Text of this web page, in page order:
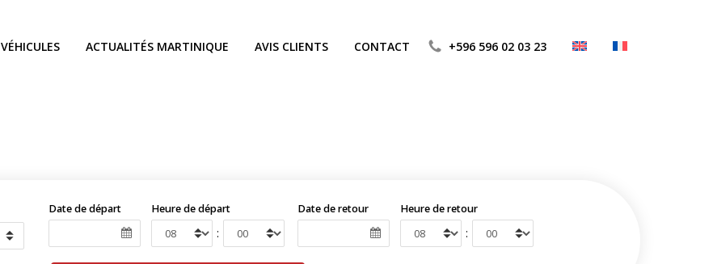
VÉHICULES ACTUALITÉS MARTINIQUE AVIS CLIENTS CONTACT +596 596 02 03 23
Date de départ Heure de départ
:
Date de retour Heure de retour
: